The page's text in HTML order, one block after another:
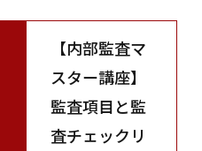
【内部監査マ
スター講座】
監査項目と監
査チェックリ